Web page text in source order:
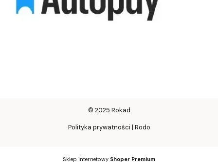
© 2025 Rokad
Polityka prywatności | Rodo
Sklep internetowy Shoper Premium